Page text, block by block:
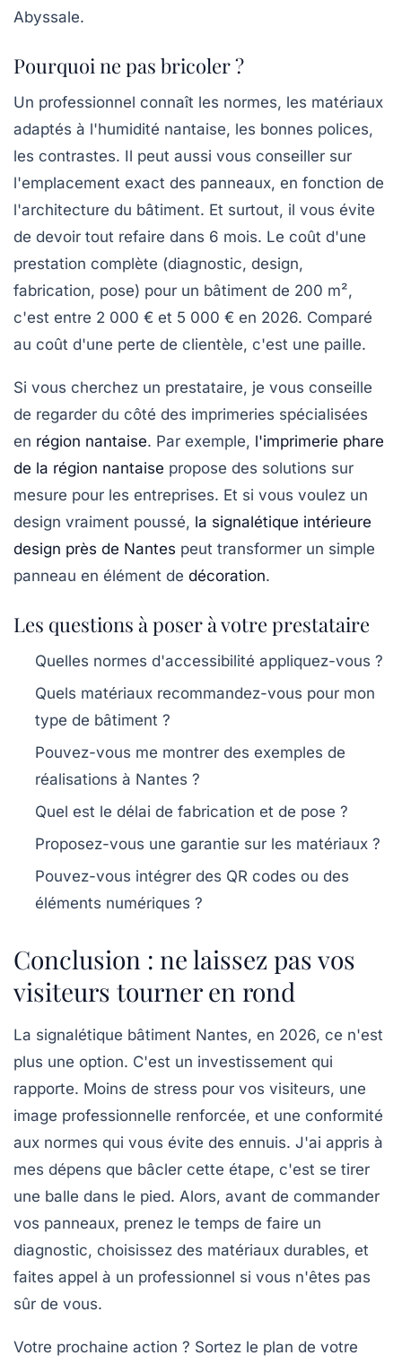
Abyssale.
Pourquoi ne pas bricoler ?
Un professionnel connaît les normes, les matériaux
adaptés à l'humidité nantaise, les bonnes polices,
les contrastes. Il peut aussi vous conseiller sur
l'emplacement exact des panneaux, en fonction de
l'architecture du bâtiment. Et surtout, il vous évite
de devoir tout refaire dans 6 mois. Le coût d'une
prestation complète (diagnostic, design,
fabrication, pose) pour un bâtiment de 200 m²,
c'est entre 2 000 € et 5 000 € en 2026. Comparé
au coût d'une perte de clientèle, c'est une paille.
Si vous cherchez un prestataire, je vous conseille
de regarder du côté des imprimeries spécialisées
en région nantaise. Par exemple, l'imprimerie phare
de la région nantaise propose des solutions sur
mesure pour les entreprises. Et si vous voulez un
design vraiment poussé, la signalétique intérieure
design près de Nantes peut transformer un simple
panneau en élément de décoration.
Les questions à poser à votre prestataire
Quelles normes d'accessibilité appliquez-vous ?
Quels matériaux recommandez-vous pour mon
type de bâtiment ?
Pouvez-vous me montrer des exemples de
réalisations à Nantes ?
Quel est le délai de fabrication et de pose ?
Proposez-vous une garantie sur les matériaux ?
Pouvez-vous intégrer des QR codes ou des
éléments numériques ?
Conclusion : ne laissez pas vos
visiteurs tourner en rond
La signalétique bâtiment Nantes, en 2026, ce n'est
plus une option. C'est un investissement qui
rapporte. Moins de stress pour vos visiteurs, une
image professionnelle renforcée, et une conformité
aux normes qui vous évite des ennuis. J'ai appris à
mes dépens que bâcler cette étape, c'est se tirer
une balle dans le pied. Alors, avant de commander
vos panneaux, prenez le temps de faire un
diagnostic, choisissez des matériaux durables, et
faites appel à un professionnel si vous n'êtes pas
sûr de vous.
Votre prochaine action ? Sortez le plan de votre